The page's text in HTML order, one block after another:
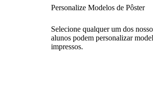
Personalize Modelos de Pôster
Selecione qualquer um dos
alunos podem personalizar
impressos.